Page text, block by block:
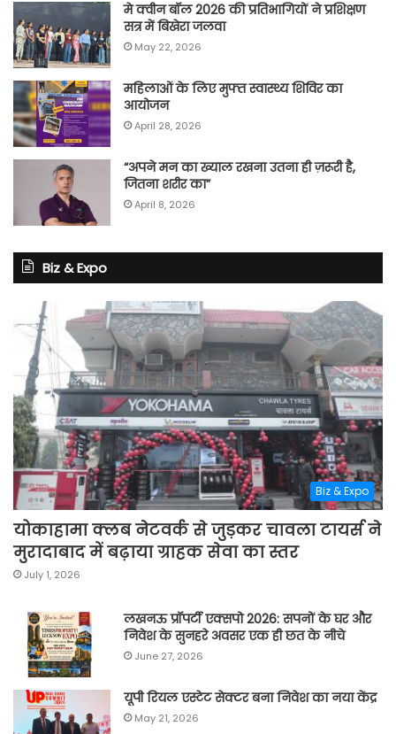
मे क्वीन बॉल 2026 की प्रतिभागियों ने प्रशिक्षण
सत्र में बिखेरा जलवा
May 22, 2026
महिलाओं के लिए मुफ्त स्वास्थ्य शिविर का
आयोजन
April 28, 2026
“अपने मन का ख्याल रखना उतना ही ज़रूरी है,
जितना शरीर का”
April 8, 2026
Biz & Expo
Biz & Expo
योकाहामा क्लब नेटवर्क से जुड़कर चावला टायर्स ने
मुरादाबाद में बढ़ाया ग्राहक सेवा का स्तर
July 1, 2026
लखनऊ प्रॉपर्टी एक्सपो 2026: सपनों के घर और
निवेश के सुनहरे अवसर एक ही छत के नीचे
June 27, 2026
यूपी रियल एस्टेट सेक्टर बना निवेश का नया केंद्र
May 21, 2026